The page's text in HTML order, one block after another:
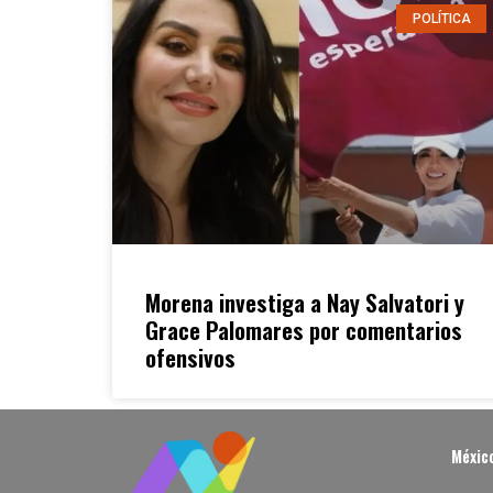
POLÍTICA
Morena investiga a Nay Salvatori y
Grace Palomares por comentarios
ofensivos